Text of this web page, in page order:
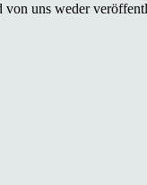
uns weder